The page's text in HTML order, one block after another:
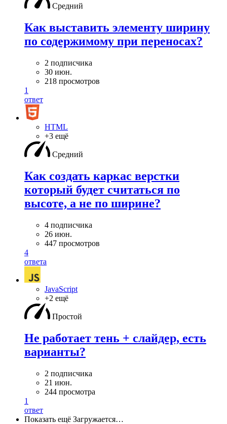
Средний
Как выставить элементу ширину
по содержимому при переносах?
2 подписчика
30 июн.
218 просмотров
1
ответ
HTML
+3 ещё
Средний
Как создать каркас верстки
который будет считаться по
высоте, а не по ширине?
4 подписчика
26 июн.
447 просмотров
4
ответа
JavaScript
+2 ещё
Простой
Не работает тень + слайдер, есть
варианты?
2 подписчика
21 июн.
244 просмотра
1
ответ
Показать ещё Загружается…